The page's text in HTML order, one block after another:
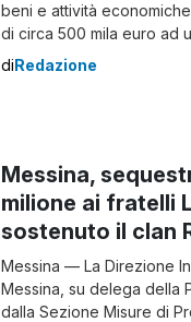
beni e attività
di circa 500 mila euro ad
condannato in via
diRedazione
Messina,
milione ai fratelli
sostenuto il clan
Messina — La Direzione
Messina, su delega della
dalla Sezione Misure di